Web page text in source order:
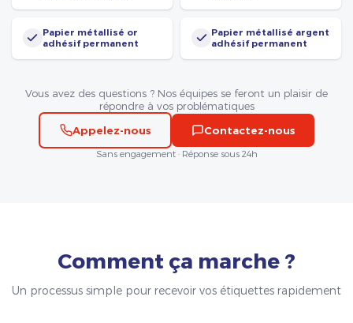
Papier métallisé or
adhésif permanent
Papier métallisé argent
adhésif permanent
Vous avez des questions ? Nos équipes se feront un plaisir de
répondre à vos problématiques
Appelez-nous
Contactez-nous
Sans engagement · Réponse sous 24h
Comment ça marche ?
Un processus simple pour recevoir vos étiquettes rapidement